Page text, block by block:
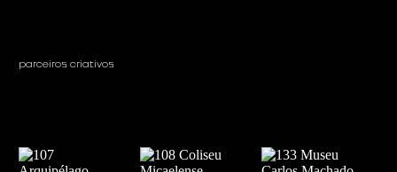
parceiros criativos